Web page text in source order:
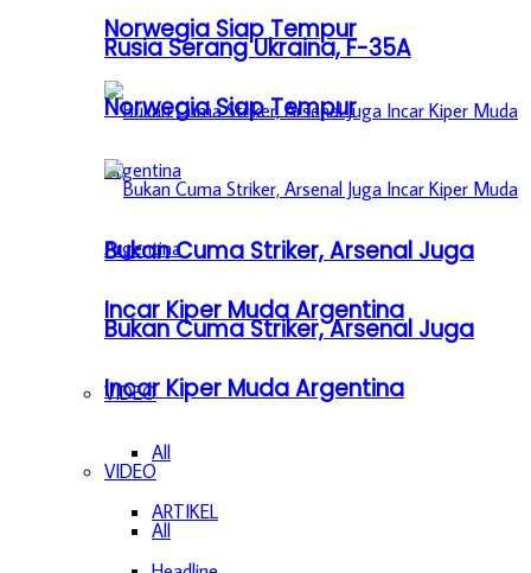
Norwegia Siap Tempur
Bukan Cuma Striker, Arsenal Juga
Incar Kiper Muda Argentina
VIDEO
All
ARTIKEL
Rusia Serang Ukraina, F-35A
Norwegia Siap Tempur
Bukan Cuma Striker, Arsenal Juga
Incar Kiper Muda Argentina
VIDEO
All